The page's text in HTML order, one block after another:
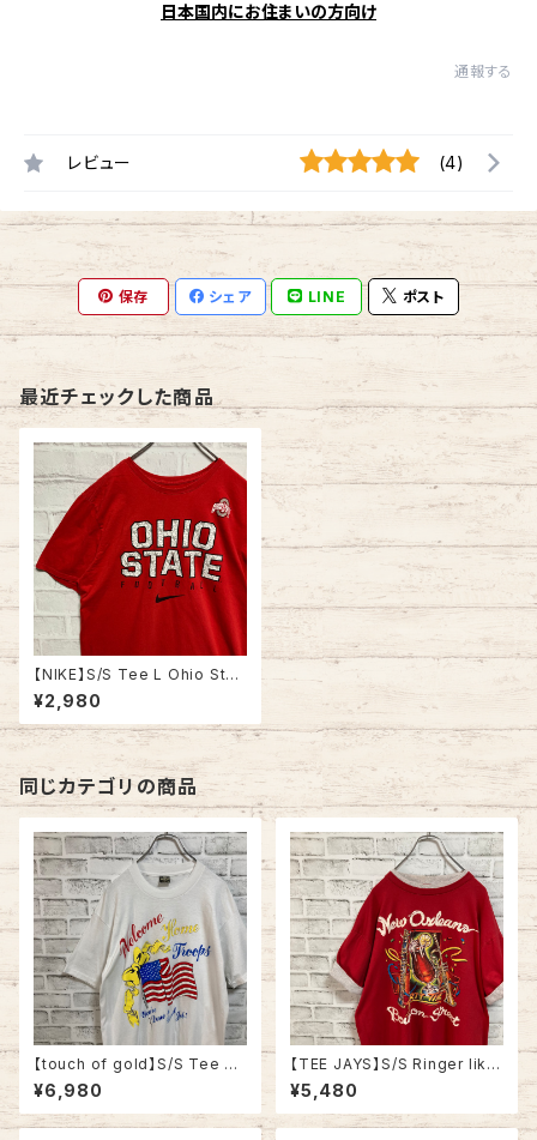
日本国内にお住まいの方向け
通報する
レビュー (4)
保存 シェア LINE ポスト
最近チェックした商品
【NIKE】S/S Tee L Ohio Stat
e ビッグプリント オハイオ カレ
ッジTシャツ カレッジロゴ セン
ターロゴ フットボール Tシャツ
アメリカ 古着
¥2,980
同じカテゴリの商品
【touch of gold】S/S Tee XL
90s Made in USA vintage
“Welcome home ” messag
e Tee 米軍兵士帰還歓迎 Tシ
¥6,980
【TEE JAYS】S/S Ringer like
Tee XL 90s Made in USA
“Bourbon Street”vintage リ
ンガーライク レイヤード Tシャ
¥5,480